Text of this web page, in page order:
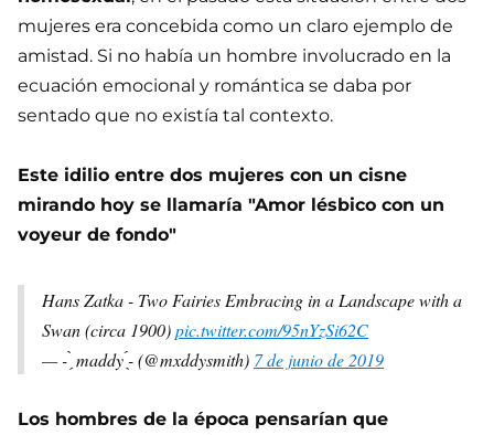
mujeres era concebida como un claro ejemplo de
amistad. Si no había un hombre involucrado en la
ecuación emocional y romántica se daba por
sentado que no existía tal contexto.
Este idilio entre dos mujeres con un cisne
mirando hoy se llamaría "Amor lésbico con un
voyeur de fondo"
Hans Zatka - Two Fairies Embracing in a Landscape with a
Swan (circa 1900)pic.twitter.com/95nYzSi62C
— - ̗̀ maddy ̖́- (@mxddysmith) 7 de junio de 2019
Los hombres de la época pensarían que